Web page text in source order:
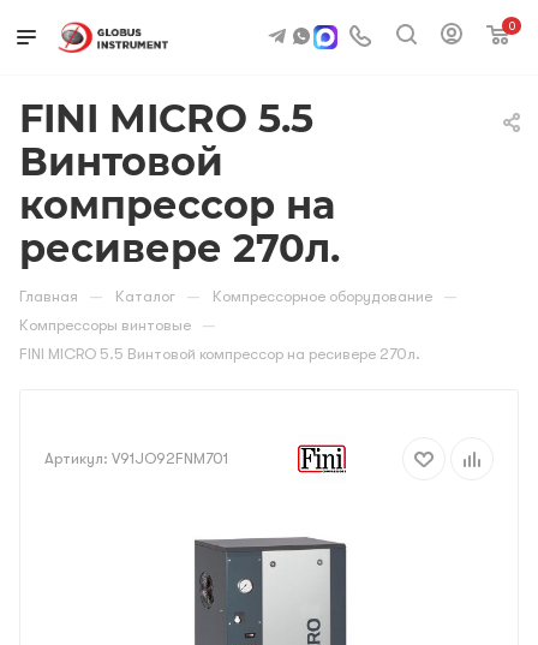
0
FINI MICRO 5.5
Винтовой
компрессор на
ресивере 270л.
Главная — Каталог — Компрессорное оборудование —
Компрессоры винтовые —
FINI MICRO 5.5 Винтовой компрессор на ресивере 270л.
Артикул: V91JO92FNM701